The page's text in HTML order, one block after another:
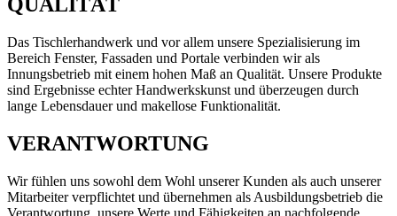
Das Tischlerhandwerk und vor allem unsere Spezialisierung im
Bereich Fenster, Fassaden und Portale verbinden wir als
Innungsbetrieb mit einem hohen Maß an Qualität. Unsere Produkte
sind Ergebnisse echter Handwerkskunst und überzeugen durch
lange Lebensdauer und makellose Funktionalität.
VERANTWORTUNG
Wir fühlen uns sowohl dem Wohl unserer Kunden als auch unserer
Mitarbeiter verpflichtet und übernehmen als Ausbildungsbetrieb die
Verantwortung, unsere Werte und Fähigkeiten an nachfolgende